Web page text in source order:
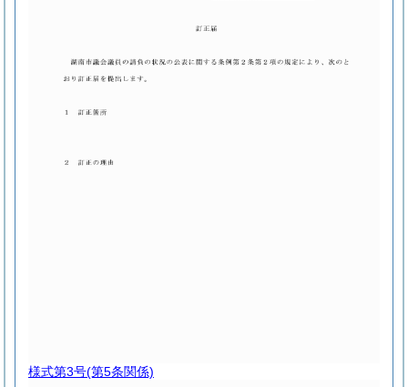
様式第3号(第5条関係)